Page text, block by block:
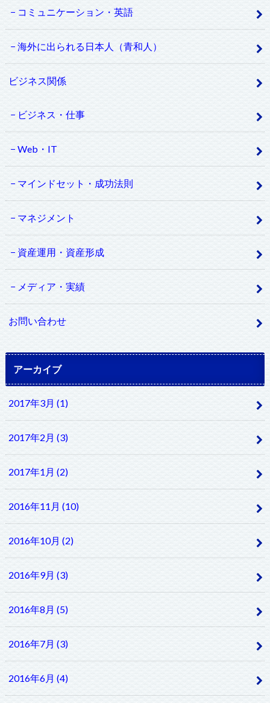
コミュニケーション・英語
海外に出られる日本人（青和人）
ビジネス関係
ビジネス・仕事
Web・IT
マインドセット・成功法則
マネジメント
資産運用・資産形成
メディア・実績
お問い合わせ
アーカイブ
2017年3月 (1)
2017年2月 (3)
2017年1月 (2)
2016年11月 (10)
2016年10月 (2)
2016年9月 (3)
2016年8月 (5)
2016年7月 (3)
2016年6月 (4)